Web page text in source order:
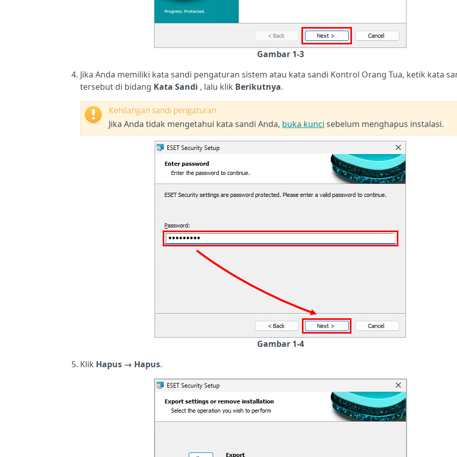
Gambar 1-3
Jika Anda memiliki kata sandi pengaturan sistem atau kata sandi Kontrol Orang Tua, ketik kata
tersebut di bidang Kata Sandi , lalu klik Berikutnya.
Kehilangan sandi pengaturan
Jika Anda tidak mengetahui kata sandi Anda, buka kunci sebelum menghapus instalasi.
Gambar 1-4
Klik Hapus → Hapus.